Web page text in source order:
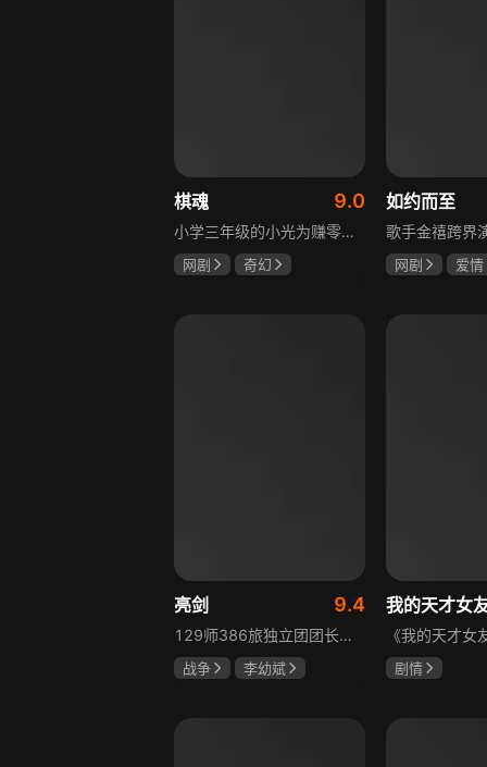
棋魂 9.0
小学三年级的小光为赚零用钱到爷爷家寻宝，偶然翻出旧棋盘，接触棋盘的一瞬间，附身棋盘中的棋士褚嬴的灵魂进入了小光体内。后来小光在学校围棋会所结识少年天才小亮，为测试褚嬴实力，小光贸然与小亮对弈并小胜，他误以为褚嬴棋力平平，小亮却大受打击。数日后小亮再次挑战，再次惨败在褚嬴手下，二人从此成了相爱相杀的棋坛宿敌。在褚嬴指导下，小光进步神速，逐渐对围棋产生兴趣，最终在全国大赛与小亮激战中，褚嬴下出绝妙一局，小光却看出更高一着，终于在自己努力、褚嬴帮助和与小亮的磨练中，独立对弈，燃起真正的棋魂。
网剧
奇幻
如约而至
网剧
爱情
亮剑 9.4
129师386旅独立团团长李云龙敢想敢干、不按规矩办事，脾气火爆性格直爽，带领独立团展现出敢于拼杀的劲头，接连击败坂田连队、山崎大队、山本部队，名声大噪却因屡次犯规遭贬斥。抗战时期他与国军358团团长楚云飞惺惺相惜，徐蚌会战中一较高下双双重伤，养病期间李云龙与护士田雨相恋，两人及亲人战友历经国家沧桑巨变。
战争
李幼斌
我的天才女
剧情